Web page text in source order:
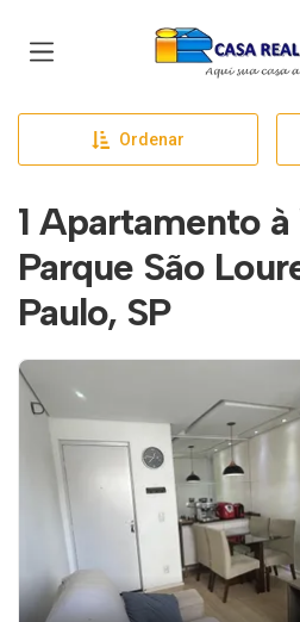
Página inicial
Ordenar
1 Apartamento
Parque São
Paulo, SP